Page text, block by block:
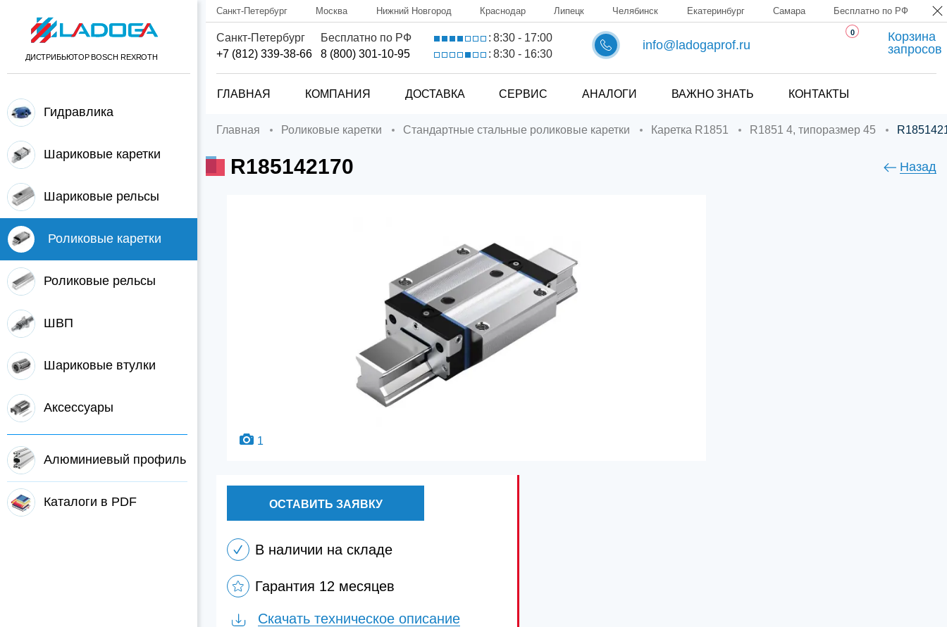
ДИСТРИБЬЮТОР BOSCH REXROTH
Гидравлика
Шариковые каретки
Шариковые рельсы
Роликовые каретки
Роликовые рельсы
ШВП
Шариковые втулки
Аксессуары
Алюминиевый профиль
Каталоги в PDF
Санкт-Петербург Москва Нижний Новгород Краснодар Липецк Челябинск Екатеринбург Самара Бесплатно по РФ
Санкт-Петербург
+7 (812) 339-38-66
Бесплатно по РФ
8 (800) 301-10-95
: 8:30 - 17:00
: 8:30 - 16:30
info@ladogaprof.ru
0
Корзина
запросов
ГЛАВНАЯ КОМПАНИЯ ДОСТАВКА СЕРВИС АНАЛОГИ ВАЖНО ЗНАТЬ КОНТАКТЫ
Главная Роликовые каретки Стандартные стальные роликовые каретки Каретка R1851 R1851 4, типоразмер 45
R185142170 Назад
1
ОСТАВИТЬ ЗАЯВКУ
В наличии на складе
Гарантия 12 месяцев
Скачать техническое описание